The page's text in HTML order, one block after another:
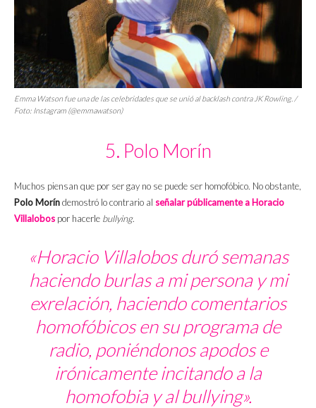
Emma Watson fue una de las celebridades que se unió albacklash contra JK Rowling. /
Foto: Instagram (@emmawatson)
5. Polo Morín
Muchos piensan que por ser gay no se puede ser homofóbico. No obstante,
Polo Moríndemostró lo contrario al señalar públicamente a Horacio
Villalobos por hacerle bullying.
«Horacio Villalobos duró semanas
haciendo burlas a mi persona y mi
exrelación, haciendo comentarios
homofóbicos en su programa de
radio, poniéndonos apodos e
irónicamente incitando a la
homofobia y al bullying».